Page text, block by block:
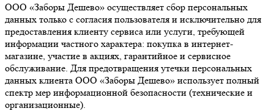
ООО «Заборы Дешево» осуществляет сбор персональных
данных только с согласия пользователя и исключительно для
предоставления клиенту сервиса или услуги, требующей
информации частного характера: покупка в интернет-
магазине, участие в акциях, гарантийное и сервисное
обслуживание. Для предотвращения утечки персональных
данных клиента ООО «Заборы Дешево» использует полный
спектр мер информационной безопасности (технические и
организационные).